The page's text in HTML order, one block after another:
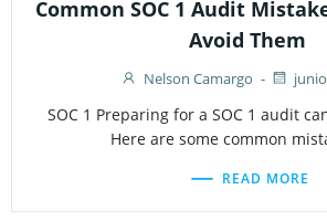
Common SOC 1 Audit
Avoid Them
Nelson Camargo -
SOC 1 Preparing for a SOC 1 audit
Here are some common
READ MORE